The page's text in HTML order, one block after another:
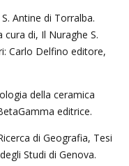
Antine di Torralba.
cura di, Il Nuraghe S.
Carlo Delfino editore,
della ceramica
editrice.
di Geografia, Tesi
Studi di Genova.